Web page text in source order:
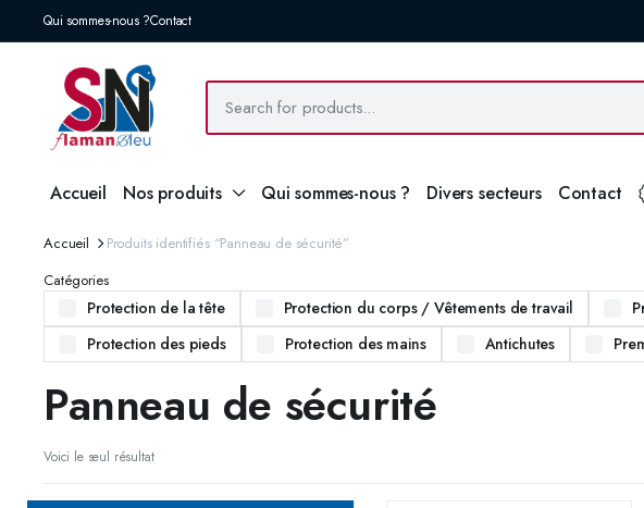
Qui sommes-nous ?Contact
Accueil Nos produits Qui sommes-nous ? Divers secteurs Contact
Accueil
Produits identifiés “Panneau de sécurité”
Catégories
Protection de la tête Protection du corps / Vêtements de travail
Protection des pieds
Protection des mains Antichutes
Panneau de sécurité
Voici le seul résultat